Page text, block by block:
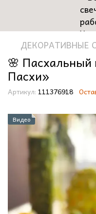
ДЕКОРАТИВНЫЕ
🌸 Пасхальный
Пасхи»
Артикул: 111376918
Видео